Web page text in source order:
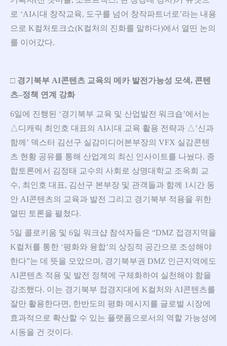
로 ‘AI시대 창작교육, 도구를 넘어 창작파트너로’라는 내용
으로 K컬처토크쇼(K컬처의 진화를 말하다)에서 열띤 논의
를 이어갔다.
□ 경기북부 AI콘텐츠 교육의 메카 발전가능성 모색, 콘텐
츠–정책 연계 강화
6일에 진행된 ‘경기북부 교육 및 산업발전 워크숍’에서는
△디캐릭 최인호 대표의 AI시대 교육 활용 전략과 △’신과
함께’ 덱스터 김선구 실감미디어본부장의 VFX 실감콘텐
츠 현황 공유를 통해 산업계의 최신 인사이트를 나눴다. 종
합토론에서 김정태 교수의 사회로 상명대학교 조옥희 교
수, 최인호 대표, 김선구 본부장 및 관객들과 함께 1시간 동
안 AI콘텐츠의 교육과 발전 그리고 경기북부 적용을 위한
열띤 토론을 펼쳤다.
5일 콜로키움 및 6일 워크샵 참석자들은 “DMZ 접경지역을
K컬처를 통한 ‘평화와 융합’의 상징적 공간으로 조성해야
한다”는 데 뜻을 모았으며, 경기북부권 DMZ 인근지역에도
AI콘텐츠 적용 및 발전 정책에 구체화하여 실천해야 함을
강조했다. 이는 경기북부 접경지대에 K컬처와 AI콘텐츠를
잘만 활용한다면, 한반도의 평화 메시지를 글로벌 시장에
효과적으로 확산할 수 있는 플랫폼으로서의 역할 가능성에
시동을 건 것이다.